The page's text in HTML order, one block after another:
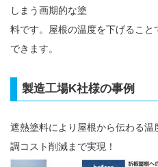
しまう画期的な塗
料です。屋根の温度を下げるこ
できます。
製造工場K社様の事例
遮熱塗料により屋根から伝わる
調コスト削減まで実現！